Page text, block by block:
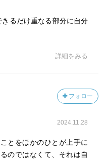
るだけ重なる部分に自分
詳細をみる
フォロー
2024.11.28
とをほかのひとが上手に
のではなくて、それは自